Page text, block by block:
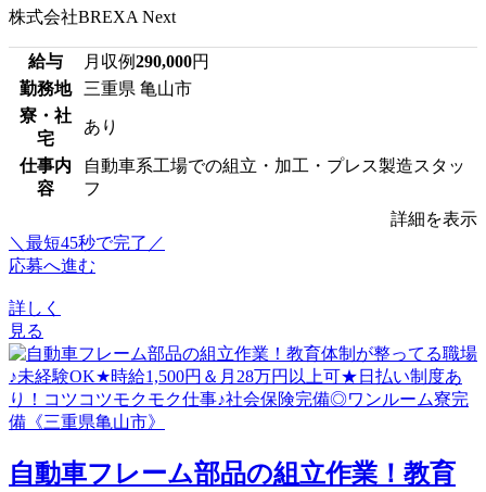
株式会社BREXA Next
給与 月収例290,000円
勤務地
三重県 亀山市
寮・社
宅
あり
仕事内
容
自動車系工場での組立・加工・プレス製造スタッ
フ
詳細を表示
＼最短45秒で完了／
応募へ進む
詳しく
見る
自動車フレーム部品の組立作業！教育